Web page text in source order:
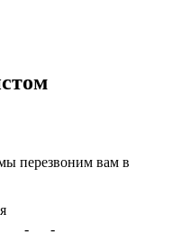
перезвоним вам в
- __ - __